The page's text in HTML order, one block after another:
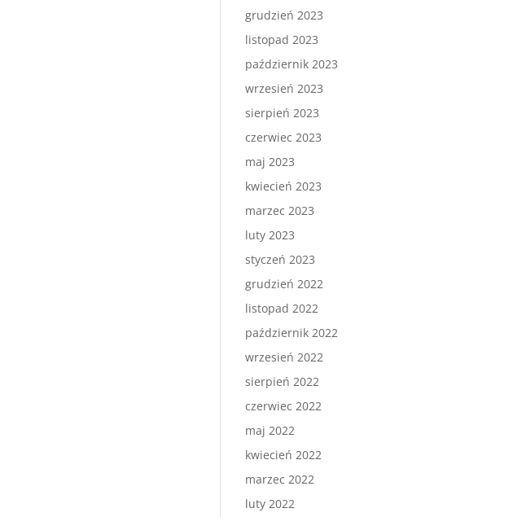
grudzień 2023
listopad 2023
październik 2023
wrzesień 2023
sierpień 2023
czerwiec 2023
maj 2023
kwiecień 2023
marzec 2023
luty 2023
styczeń 2023
grudzień 2022
listopad 2022
październik 2022
wrzesień 2022
sierpień 2022
czerwiec 2022
maj 2022
kwiecień 2022
marzec 2022
luty 2022